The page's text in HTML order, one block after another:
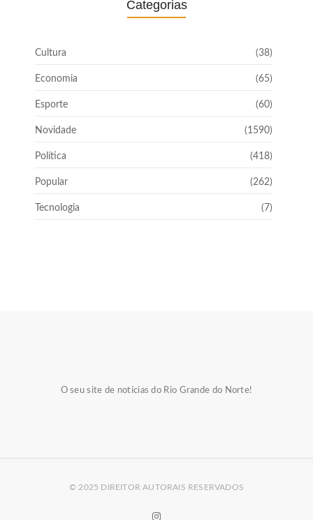
Categorias
Cultura (38)
Economia (65)
Esporte (60)
Novidade (1590)
Política (418)
Popular (262)
Tecnologia (7)
O seu site de notícias do Rio Grande do Norte!
© 2025 DIREITOR AUTORAIS RESERVADOS